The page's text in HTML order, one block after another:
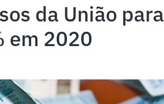
da União para
em 2020